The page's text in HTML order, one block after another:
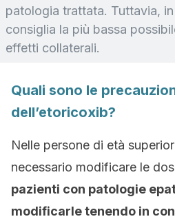
patologia trattata. Tuttavia,
consiglia la più bassa
effetti collaterali.
Quali sono le
dell’etoricoxib?
Nelle persone di età
necessario modificare le
pazienti con patologie
modificarle tenendo in